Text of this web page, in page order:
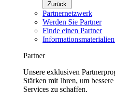
Zurück
Partnernetzwerk
Werden Sie Partner
Finde einen Partner
Partner
Unsere exklusiven
Stärken mit Ihren, um
Services zu schaffen.